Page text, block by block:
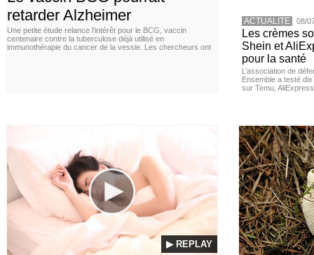
retarder Alzheimer
Une petite étude relance l’intérêt pour le BCG, vaccin
centenaire contre la tuberculose déjà utilisé en
immunothérapie du cancer de la vessie. Les chercheurs ont
ACTUALITE 08/
Les crèmes
Shein et
pour la santé
L’association de
Ensemble a testé
sur Temu,
▶ REPLAY